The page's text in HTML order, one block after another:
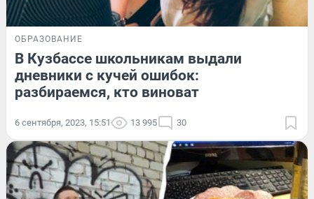
ОБРАЗОВАНИЕ
В Кузбассе школьникам выдали
дневники с кучей ошибок:
разбираемся, кто виноват
6 сентября, 2023, 15:51 13 995 30